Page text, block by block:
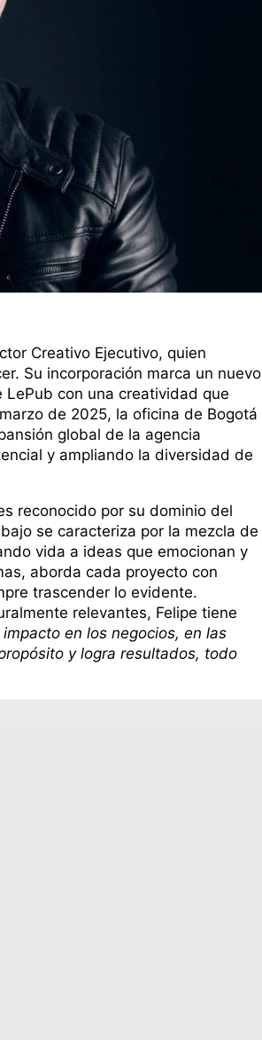
Creativo Ejecutivo, quien
Su incorporación marca un nuevo
con una creatividad que
de 2025, la oficina de Bogotá
global de la agencia
y ampliando la diversidad de
reconocido por su dominio del
se caracteriza por la mezcla de
vida a ideas que emocionan y
aborda cada proyecto con
trascender lo evidente.
relevantes, Felipe tiene
en los negocios, en las
y logra resultados, todo